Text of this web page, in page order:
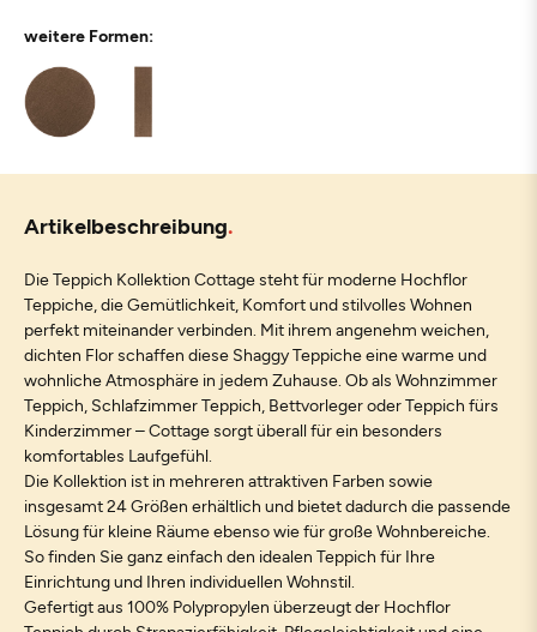
weitere Formen:
Artikelbeschreibung
Die Teppich Kollektion Cottage steht für moderne Hochflor
Teppiche, die Gemütlichkeit, Komfort und stilvolles Wohnen
perfekt miteinander verbinden. Mit ihrem angenehm weichen,
dichten Flor schaffen diese Shaggy Teppiche eine warme und
wohnliche Atmosphäre in jedem Zuhause. Ob als Wohnzimmer
Teppich, Schlafzimmer Teppich, Bettvorleger oder Teppich fürs
Kinderzimmer – Cottage sorgt überall für ein besonders
komfortables Laufgefühl.
Die Kollektion ist in mehreren attraktiven Farben sowie
insgesamt 24 Größen erhältlich und bietet dadurch die passende
Lösung für kleine Räume ebenso wie für große Wohnbereiche.
So finden Sie ganz einfach den idealen Teppich für Ihre
Einrichtung und Ihren individuellen Wohnstil.
Gefertigt aus 100% Polypropylen überzeugt der Hochflor